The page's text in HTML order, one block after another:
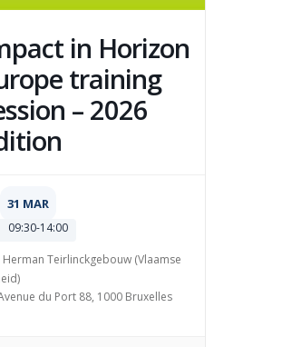
in Horizon
training
– 2026
31 MAR
09:30-14:00
Herman Teirlinckgebouw (Vlaamse
du Port 88, 1000 Bruxelles